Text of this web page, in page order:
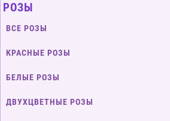
оплатить?
Как
заказ?
РОЗЫ
ВСЕ РОЗЫ
КРАСНЫЕ РОЗЫ
БЕЛЫЕ РОЗЫ
ДВУХЦВЕТНЫЕ РОЗЫ